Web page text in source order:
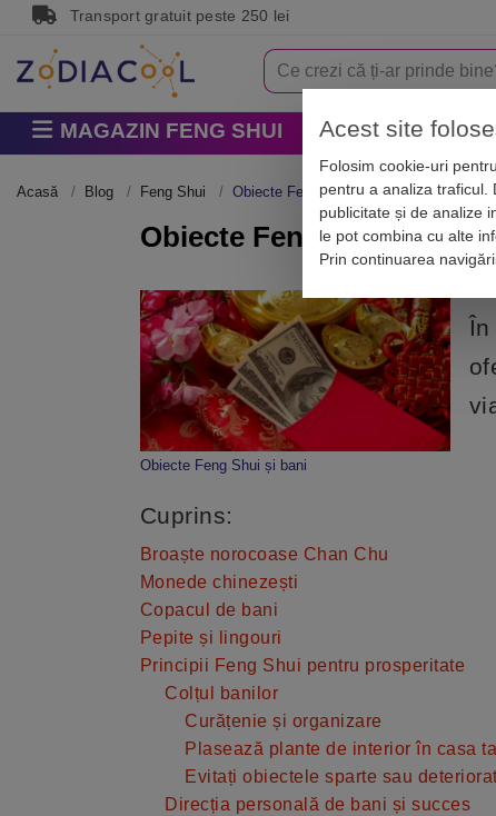
Transport gratuit peste 250 lei
MAGAZIN FENG SHUI Horoscop
Acasă Blog Feng Shui Obiecte Feng Shui care aduc bani
Obiecte Feng Shui care
Obiecte Feng Shui și bani
Cuprins:
Broaște norocoase Chan Chu
Monede chinezești
Copacul de bani
Pepite și lingouri
Principii Feng Shui pentru prosperitate
Colțul banilor
Curățenie și organizare
Plasează plante de interior în casa ta
Evitați obiectele sparte sau
Direcția personală de bani și succes
Acest site
Folosim cookie-uri
pentru a analiza traficul.
publicitate și de analize
le pot combina cu alte
Prin continuarea